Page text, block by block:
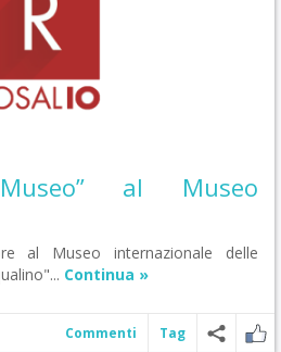
al Museo
al Museo internazionale delle
Continua »
Commenti Tag